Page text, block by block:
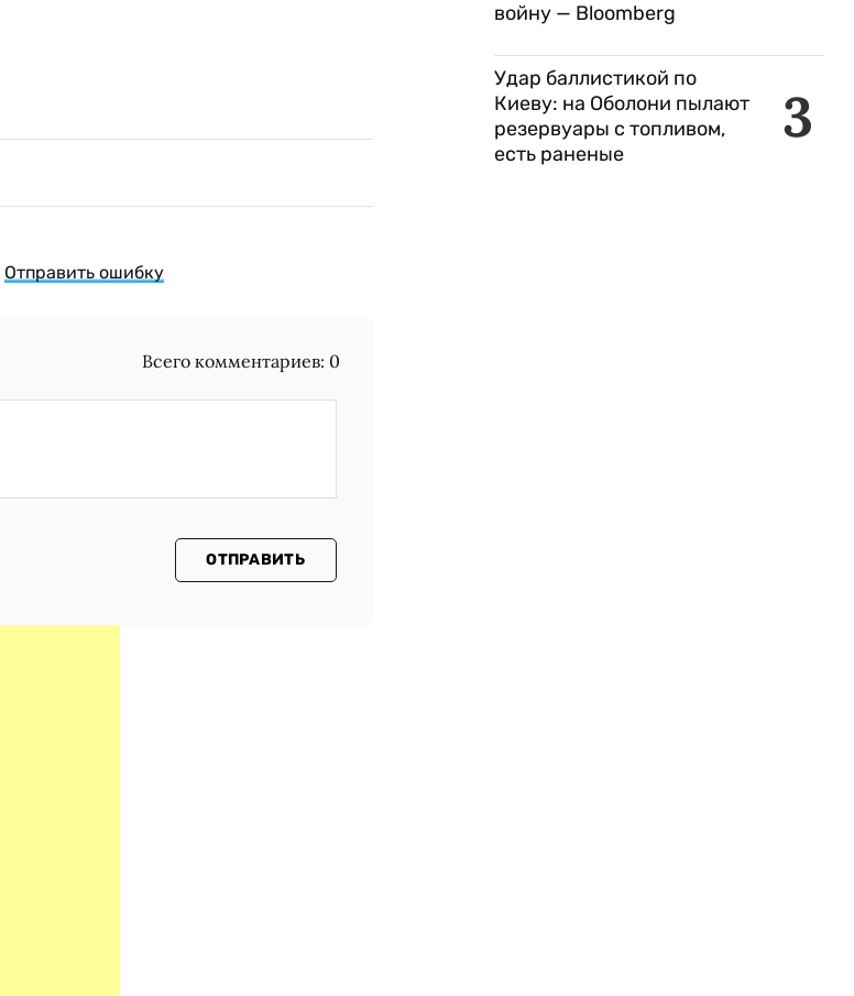
Отправить ошибку
Всего комментариев: 0
ОТПРАВИТЬ
войну — Bloomberg
3
Удар баллистикой по
Киеву: на Оболони пылают
резервуары с топливом,
есть раненые